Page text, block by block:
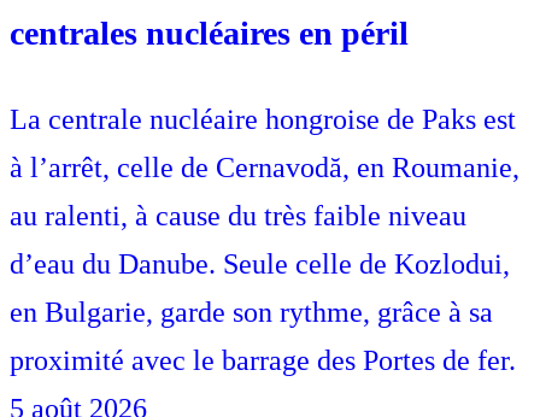
centrales nucléaires en péril
La centrale nucléaire hongroise de Paks est
à l’arrêt, celle de Cernavodă, en Roumanie,
au ralenti, à cause du très faible niveau
d’eau du Danube. Seule celle de Kozlodui,
en Bulgarie, garde son rythme, grâce à sa
proximité avec le barrage des Portes de fer.
5 août 2026